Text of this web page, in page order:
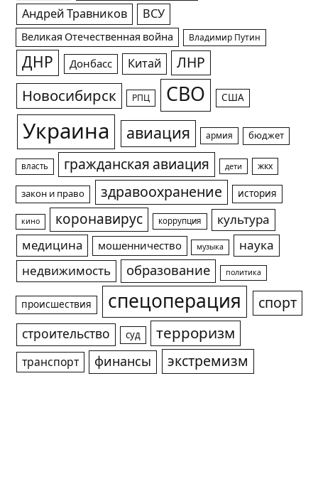
Андрей Травников ВСУ
Великая Отечественная война Владимир Путин
ДНР Донбасс Китай ЛНР
Новосибирск РПЦ СВО США
Украина авиация армия бюджет
власть гражданская авиация дети жкх
закон и право здравоохранение история
кино коронавирус коррупция
культура
медицина
мошенничество музыка
наука
недвижимость
образование политика
происшествия спецоперация спорт
строительство суд терроризм
транспорт финансы экстремизм